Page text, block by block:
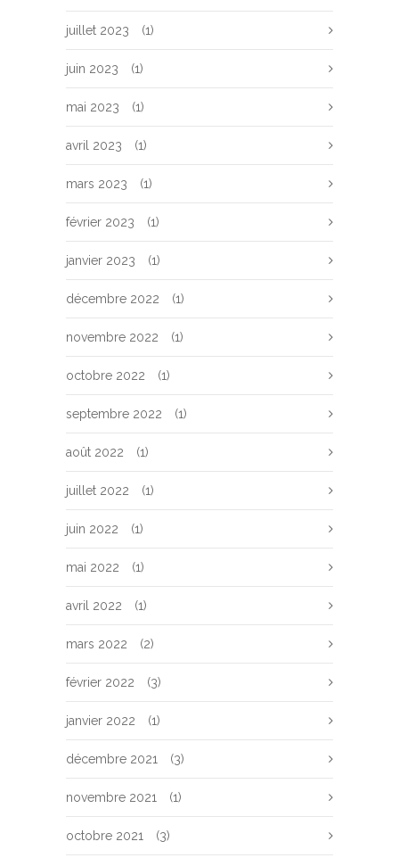
juillet 2023 (1)
juin 2023 (1)
mai 2023 (1)
avril 2023 (1)
mars 2023 (1)
février 2023 (1)
janvier 2023 (1)
décembre 2022 (1)
novembre 2022 (1)
octobre 2022 (1)
septembre 2022 (1)
août 2022 (1)
juillet 2022 (1)
juin 2022 (1)
mai 2022 (1)
avril 2022 (1)
mars 2022 (2)
février 2022 (3)
janvier 2022 (1)
décembre 2021 (3)
novembre 2021 (1)
octobre 2021 (3)